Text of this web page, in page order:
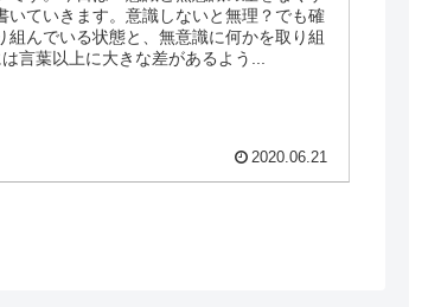
いていきます。意識しないと無理？でも確
組んでいる状態と、無意識に何かを取り組
言葉以上に大きな差があるよう...
2020.06.21